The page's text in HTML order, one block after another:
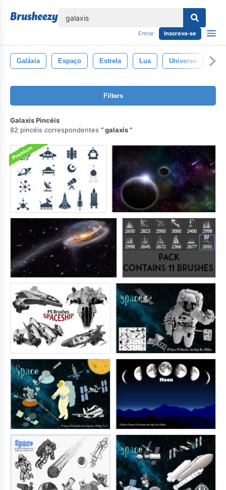
Entrar Inscreva-se
Galáxia Espaço Estrela Lua Universo
Filters
Galaxis Pincéis
82 pincéis correspondentes
galaxis